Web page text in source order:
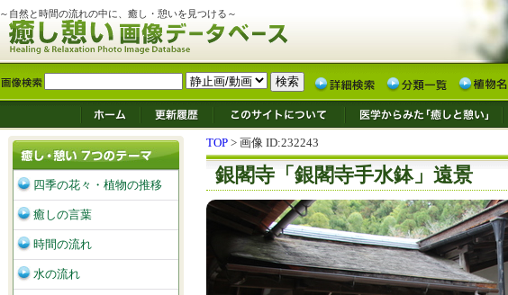
～自然と時間の流れの中に、癒し・憩いを見つける～
TOP > 画像 ID:232243
銀閣寺「銀閣寺手水鉢」遠景
四季の花々・植物の推移
癒しの言葉
時間の流れ
水の流れ